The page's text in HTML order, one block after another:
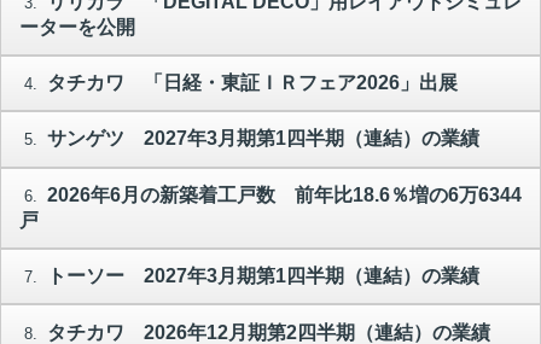
ーターを公開
4. タチカワ 「日経・東証ＩＲフェア2026」出展
5. サンゲツ 2027年3月期第1四半期（連結）の業績
6.
2026年6月の新築着工戸数 前年比18.6％増の6万6344
戸
7. トーソー 2027年3月期第1四半期（連結）の業績
8. タチカワ 2026年12月期第2四半期（連結）の業績